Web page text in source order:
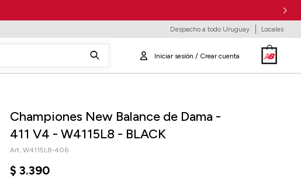
Despacho a todo Uruguay Locales
Championes New Balance de Dama -
411 V4 - W4115L8 - BLACK
W4115L8-406
$ 3.390